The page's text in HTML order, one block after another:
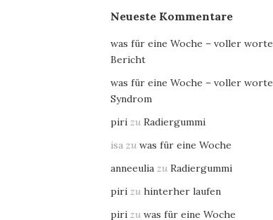
Neueste Kommentare
was für eine Woche – voller worte
Bericht
was für eine Woche – voller worte
Syndrom
piri zuRadiergummi
isa zuwas für eine Woche
anneeulia zuRadiergummi
piri zuhinterher laufen
piri zuwas für eine Woche